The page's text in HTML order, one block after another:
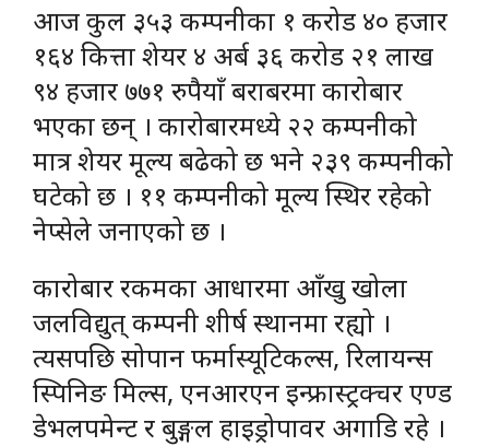
आज कुल ३५३ कम्पनीका १ करोड ४० हजार
१६४ कित्ता शेयर ४ अर्ब ३६ करोड २१ लाख
९४ हजार ७७१ रुपैयाँ बराबरमा कारोबार
भएका छन् । कारोबारमध्ये २२ कम्पनीको
मात्र शेयर मूल्य बढेको छ भने २३९ कम्पनीको
घटेको छ । ११ कम्पनीको मूल्य स्थिर रहेको
नेप्सेले जनाएको छ ।
कारोबार रकमका आधारमा आँखु खोला
जलविद्युत् कम्पनी शीर्ष स्थानमा रह्यो ।
त्यसपछि सोपान फर्मास्यूटिकल्स, रिलायन्स
स्पिनिङ मिल्स, एनआरएन इन्फ्रास्ट्रक्चर एण्ड
डेभलपमेन्ट र बुङ्गल हाइड्रोपावर अगाडि रहे ।